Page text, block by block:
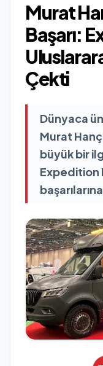
Murat
Başarı:
Çekti
Dünyaca
Murat
büyük bir
Expedition